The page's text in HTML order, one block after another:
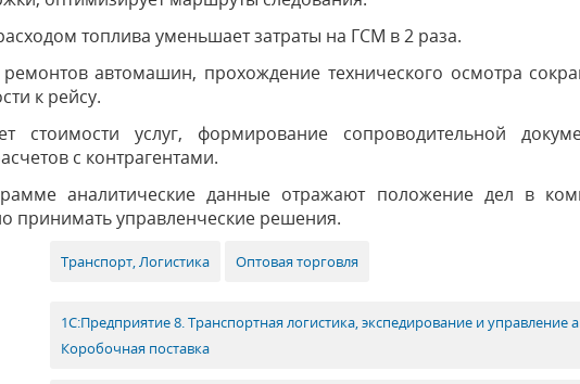
топлива уменьшает затраты на ГСМ в 2 раза.
автомашин, прохождение технического осмотра
к рейсу.
стоимости услуг, формирование сопроводительной
с контрагентами.
аналитические данные отражают положение дел в
принимать управленческие решения.
Транспорт, Логистика Оптовая торговля
1С:Предприятие 8. Транспортная логистика, экспедирование и
Коробочная поставка